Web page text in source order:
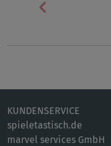
Vorherige
KUNDENSERVICE
spieletastisch.de
marvel services GmbH